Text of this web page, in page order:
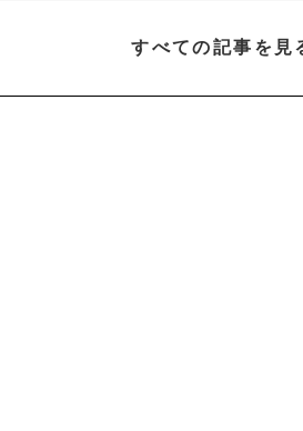
すべての記事を見